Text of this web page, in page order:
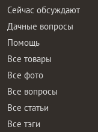
Сейчас обсуждают
Дачные вопросы
Помощь
Все товары
Все фото
Все вопросы
Все статьи
Все тэги